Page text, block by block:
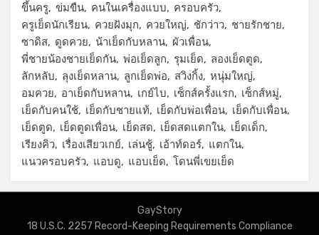
ขึ้นครู ข่มขืน คนในเครื่องแบบ
ครอบครัว
ครูเย็ดนักเรียน
ควยฝังมุก ควยใหญ่ ชักว่าว
ชายรักชาย
ซาดิส
ดูดควย น้าเย็ดกับหลาน
ผัวเพื่อน
พี่ชายน้องชายเย็ดกัน พ่อเย็ดลูก รุมเย็ด
ลองเย็ดตูด
ลักหลับ
ลุงเย็ดหลาน ลูกเย็ดพ่อ สวิงกิ้ง หนุ่มใหญ่
อมควย
อาเย็ดกับหลาน เกย์ไบ เซ็กส์ครั้งแรก
เซ็กส์หมู่
เย็ดกับคนใช้
เย็ดกับชายแท้ เย็ดกับพ่อเพื่อน
เย็ดกับเพื่อน
เย็ดตูด
เย็ดตูดเพื่อน เย็ดสด เย็ดสดแตกใน
เย็ดเด็ก
เรียงคิว
เรื่องเสียวเกย์ เล่นชู้ เอ้าท์ดอร์
แตกใน
แนวครอบครัว
แอบดู แอบเย็ด โดนพี่เขยเย็ด
GayStory
18 U.S.C. 2257 Record-Keeping Requirements Compliance